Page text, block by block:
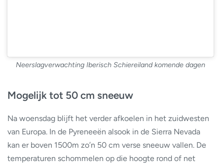
Neerslagverwachting Iberisch Schiereiland komende dagen
Mogelijk tot 50 cm sneeuw
Na woensdag blijft het verder afkoelen in het zuidwesten
van Europa. In de Pyreneeën alsook in de Sierra Nevada
kan er boven 1500m zo’n 50 cm verse sneeuw vallen. De
temperaturen schommelen op die hoogte rond of net